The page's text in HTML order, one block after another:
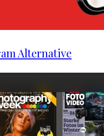
Alternative